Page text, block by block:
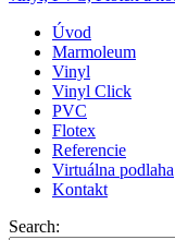
Úvod
Marmoleum
Vinyl
Vinyl Click
PVC
Flotex
Referencie
Virtuálna podlaha
Kontakt
Search: